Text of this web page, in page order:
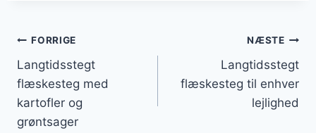
Indlægsnavigation
FORRIGE
Langtidsstegt
flæskesteg med
kartofler og
grøntsager
NÆSTE
Langtidsstegt
flæskesteg til enhver
lejlighed